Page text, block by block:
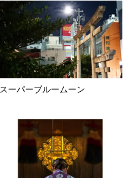
スーパーブルームーン